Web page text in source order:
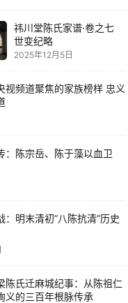
祎川堂陈氏家谱·卷之七
世变纪略
2025年12月5日
视频道聚焦的家族榜样 忠义
：陈宗岳、陈于藻以血卫
：明末清初“八陈抗清”历史
陈氏迁麻城纪事：从陈祖仁
义的三百年根脉传承